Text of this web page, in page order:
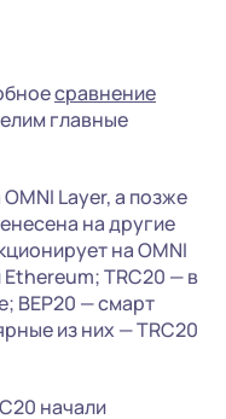
сравнение
главные
Layer, а позже
на другие
на OMNI
Ethereum; TRC20 — в
BEP20 — смарт
из них — TRC20
начали